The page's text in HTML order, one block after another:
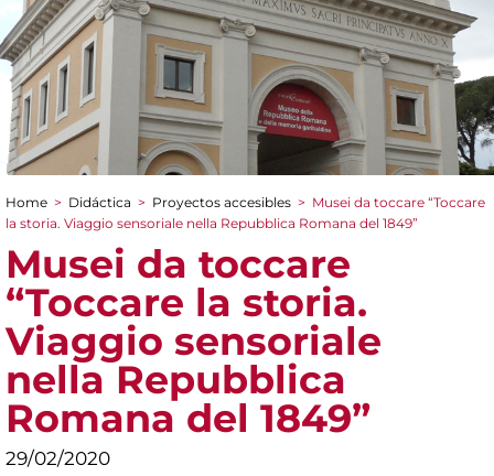
You are here
Home > Didáctica > Proyectos accesibles > Musei da toccare “Toccare
la storia. Viaggio sensoriale nella Repubblica Romana del 1849”
Musei da toccare
“Toccare la storia.
Viaggio sensoriale
nella Repubblica
Romana del 1849”
29/02/2020